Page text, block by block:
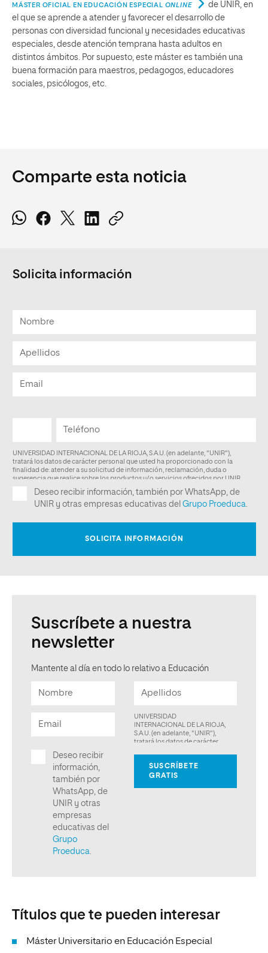
MÁSTER OFICIAL EN EDUCACIÓN ESPECIAL ONLINE
de UNIR, en
el que se aprende a atender y favorecer el desarrollo de
personas con diversidad funcional y necesidades educativas
especiales, desde atención temprana hasta adultos en
distintos ámbitos. Por supuesto, este máster es también una
buena formación para maestros, pedagogos, educadores
sociales, psicólogos, etc.
Comparte esta noticia
Solicita información
Suscríbete a nuestra
newsletter
Mantente al día en todo lo relativo a Educación
Títulos que te pueden interesar
Máster Universitario en Educación Especial